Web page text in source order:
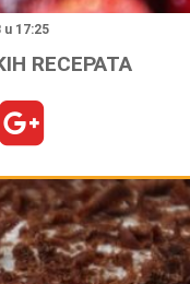
u 17:25
RECEPATA